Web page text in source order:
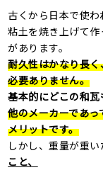
古くから日本で使わ
粘土を焼き上げて
があります。
耐久性はかなり長
必要ありません。
基本的にどこの和瓦
他のメーカーであ
メリットです。
しかし、重量が重
こと、